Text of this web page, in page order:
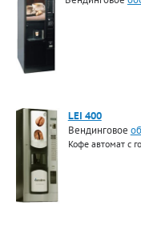
LEI 400
Вендинговое
Кофе автомат с